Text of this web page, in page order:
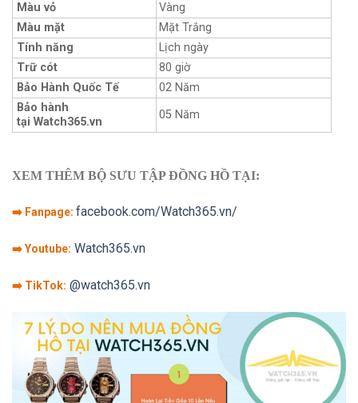
Màu vỏ
Vàng
Màu mặt
Mặt Trắng
Tính năng
Lịch ngày
Trữ cót
80 giờ
Bảo Hành Quốc Tế
02 Năm
Bảo hành
tại Watch365.vn
05 Năm
XEM THÊM BỘ SƯU TẬP ĐỒNG HỒ TẠI:
➡️ Fanpage: facebook.com/Watch365.vn/
➡️ Youtube: Watch365.vn
➡️ TikTok: @watch365.vn